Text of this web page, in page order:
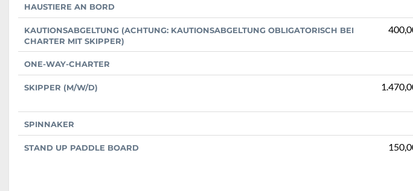
HAUSTIERE AN BORD
KAUTIONSABGELTUNG (ACHTUNG: KAUTIONSABGELTUNG OBLIGATORISCH BEI
CHARTER MIT SKIPPER)
ONE-WAY-CHARTER
SKIPPER (M/W/D)
SPINNAKER
STAND UP PADDLE BOARD